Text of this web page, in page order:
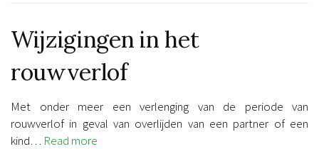
Wijzigingen in het
rouwverlof
Met onder meer een verlenging van de periode van
rouwverlof in geval van overlijden van een partner of een
kind… Read more